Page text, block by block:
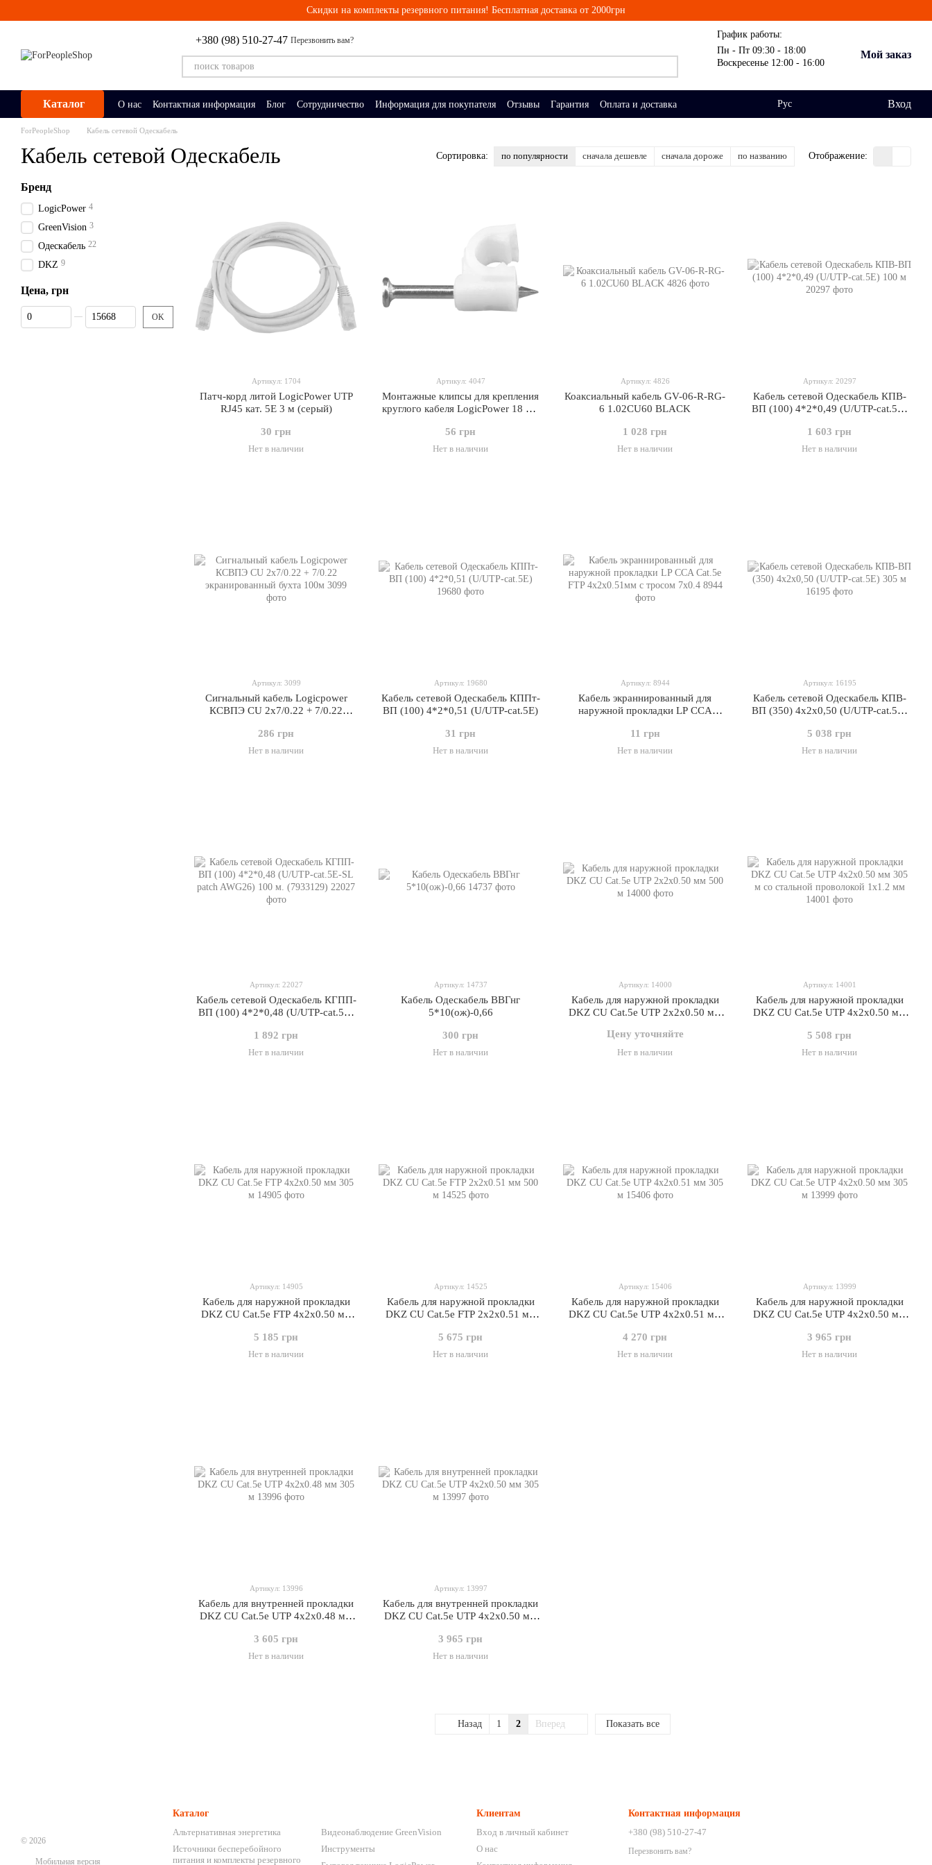
Скидки на комплекты резервного питания! Бесплатная доставка от 2000грн
+380 (98) 510-27-47 Перезвонить вам?
График работы:
Пн - Пт 09:30 - 18:00
Воскресенье 12:00 - 16:00
Мой заказ
Каталог О нас Контактная информация Блог Сотрудничество Информация для покупателя Отзывы Гарантия Оплата и доставка Рус Вход
ForPeopleShop Кабель сетевой Одескабель
Кабель сетевой Одескабель Сортировка: по популярности сначала дешевле сначала дороже по названию Отображение:
Артикул: 1704
Патч-корд литой LogicPower UTP
RJ45 кат. 5Е 3 м (серый)
30 грн
Нет в наличии
Артикул: 4047
Монтажные клипсы для крепления
круглого кабеля LogicPower 18 мм
56 грн
Нет в наличии
Артикул: 4826
Коаксиальный кабель GV-06-R-RG-
6 1.02CU60 BLACK
1 028 грн
Нет в наличии
Артикул: 20297
Кабель сетевой Одескабель КПВ-
ВП (100) 4*2*0,49 (U/UTP-cat.5E)
1 603 грн
Нет в наличии
Артикул: 3099
Сигнальный кабель Logicpower
КСВПЭ CU 2x7/0.22 + 7/0.22
286 грн
Нет в наличии
Артикул: 19680
Кабель сетевой Одескабель КППт-
ВП (100) 4*2*0,51 (U/UTP-cat.5E)
31 грн
Нет в наличии
Артикул: 8944
Кабель экраннированный для
наружной прокладки LP CCA
7х0.4
11 грн
Нет в наличии
Артикул: 16195
Кабель сетевой Одескабель КПВ-
ВП (350) 4х2х0,50 (U/UTP-cat.5E)
5 038 грн
Нет в наличии
Артикул: 22027
Кабель сетевой Одескабель КГПП-
ВП (100) 4*2*0,48 (U/UTP-cat.5Е-
1 892 грн
Нет в наличии
Артикул: 14737
Кабель Одескабель ВВГнг
5*10(ож)-0,66
300 грн
Нет в наличии
Артикул: 14000
Кабель для наружной прокладки
DKZ CU Cat.5e UTP 2x2x0.50 мм
Цену уточняйте
Нет в наличии
Артикул: 14001
Кабель для наружной прокладки
DKZ CU Cat.5e UTP 4x2x0.50 мм
1х1.2 мм
5 508 грн
Нет в наличии
Артикул: 14905
Кабель для наружной прокладки
DKZ CU Cat.5e FTP 4x2x0.50 мм
5 185 грн
Нет в наличии
Артикул: 14525
Кабель для наружной прокладки
DKZ CU Cat.5e FTP 2x2x0.51 мм
5 675 грн
Нет в наличии
Артикул: 15406
Кабель для наружной прокладки
DKZ CU Cat.5e UTP 4x2x0.51 мм
4 270 грн
Нет в наличии
Артикул: 13999
Кабель для наружной прокладки
DKZ CU Cat.5e UTP 4x2x0.50 мм
3 965 грн
Нет в наличии
Артикул: 13996
Кабель для внутренней прокладки
DKZ CU Cat.5e UTP 4x2x0.48 мм
3 605 грн
Нет в наличии
Артикул: 13997
Кабель для внутренней прокладки
DKZ CU Cat.5e UTP 4x2x0.50 мм
3 965 грн
Нет в наличии
Назад 1 2 Вперед Показать все
Бренд
LogicPower 4
GreenVision 3
Одескабель 22
DKZ 9
Цена, грн
От Цена, грн
До Цена, грн
OK
© 2026
Мобильная версия
Каталог
Альтернативная энергетика
Источники бесперебойного
питания и комплекты резервного
Видеонаблюдение GreenVision
Инструменты
Клиентам
Вход в личный кабинет
О нас
Контактная информация
+380 (98) 510-27-47
Перезвонить вам?